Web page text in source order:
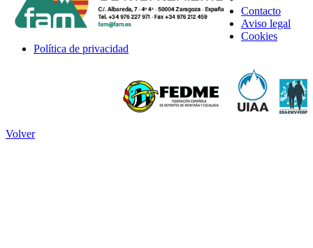
Contacto
Aviso legal
Cookies
Política de privacidad
Volver